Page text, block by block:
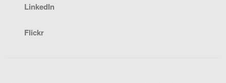
LinkedIn
Flickr